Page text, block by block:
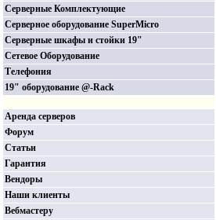
Серверные Комплектующие
Серверное оборудование SuperMicro
Серверные шкафы и стойки 19"
Сетевое Оборудование
Телефония
19" оборудование @-Rack
Аренда серверов
Форум
Статьи
Гарантия
Вендоры
Наши клиенты
Вебмастеру